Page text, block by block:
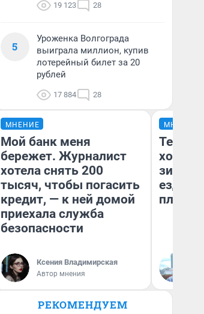
19 123 28
5
Уроженка Волгограда
выиграла миллион, купив
лотерейный билет за 20
рублей
17 884 28
МНЕНИЕ
Мой банк меня
бережет. Журналист
хотела снять 200
тысяч, чтобы погасить
кредит, — к ней домой
приехала служба
безопасности
Ксения Владимирская
Автор мнения
МНЕНИЕ
Тепло
зимой.
ездит
плюсы
РЕКОМЕНДУЕМ